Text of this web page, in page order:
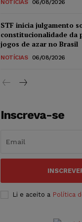
NOTÍCIAS 06/08/2026
STF inicia julgamento
constitucionalidade da
jogos de azar no Brasil
NOTÍCIAS 06/08/2026
Inscreva-se
Li e aceito a Política